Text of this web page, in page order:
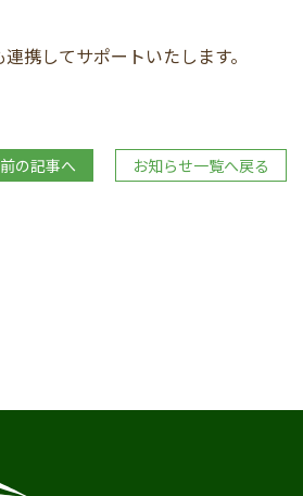
携してサポートいたします。
前の記事へ お知らせ一覧へ戻る